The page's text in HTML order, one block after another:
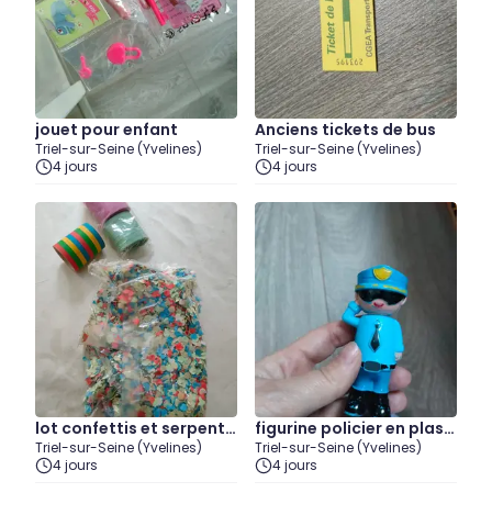
jouet pour enfant
Triel-sur-Seine (Yvelines)
4 jours
Anciens tickets de bus
Triel-sur-Seine (Yvelines)
4 jours
lot confettis et serpenti
ns
Triel-sur-Seine (Yvelines)
4 jours
figurine policier en plasti
que
Triel-sur-Seine (Yvelines)
4 jours